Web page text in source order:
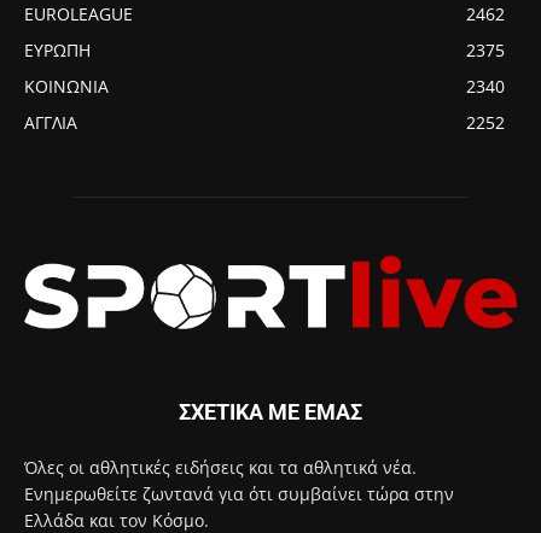
EUROLEAGUE
2462
ΕΥΡΩΠΗ
2375
ΚΟΙΝΩΝΙΑ
2340
ΑΓΓΛΙΑ
2252
ΣΧΕΤΙΚΑ ΜΕ ΕΜΑΣ
Όλες οι αθλητικές ειδήσεις και τα αθλητικά νέα.
Ενημερωθείτε ζωντανά για ότι συμβαίνει τώρα στην
Ελλάδα και τον Κόσμο.